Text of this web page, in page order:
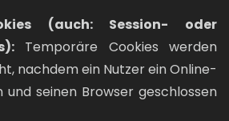
(auch: Session- oder
Temporäre Cookies werden
nachdem ein Nutzer ein Online-
seinen Browser geschlossen